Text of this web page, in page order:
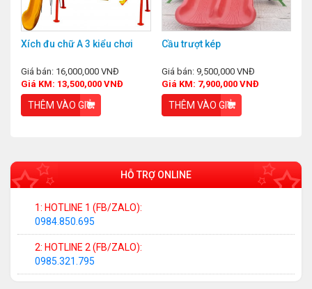
HỖ TRỢ ONLINE
1: HOTLINE 1 (FB/ZALO):
0984.850.695
2: HOTLINE 2 (FB/ZALO):
0985.321.795
Xích đu chữ A 3 kiểu chơi
Giá bán: 16,000,000 VNĐ
Giá KM: 13,500,000 VNĐ
THÊM VÀO GIỎ
Cầu trượt kép
Giá bán: 9,500,000 VNĐ
Giá KM: 7,900,000 VNĐ
THÊM VÀO GIỎ